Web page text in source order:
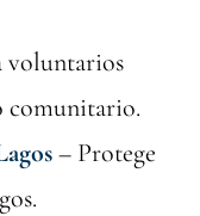
comunitario.
– Protege